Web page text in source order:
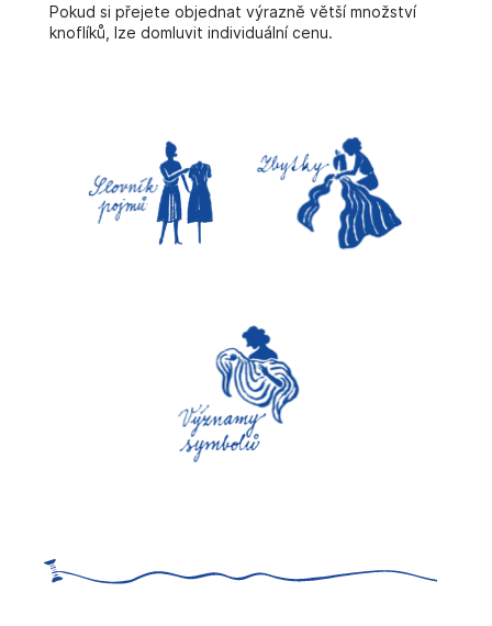
Pokud si přejete objednat výrazně větší množství
knoflíků, lze domluvit individuální cenu.